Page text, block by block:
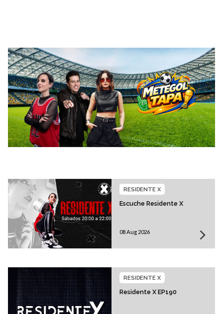
Escuche Residente X
RESIDENTE X
08 Aug 2026
Residente X EP190
RESIDENTE X